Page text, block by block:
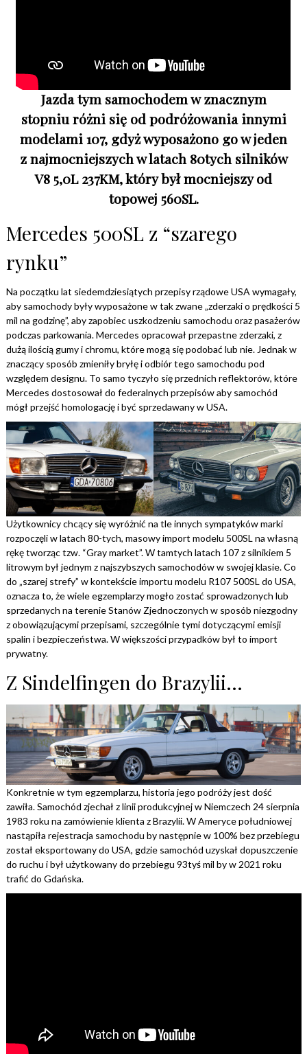
Jazda tym samochodem w znacznym
stopniu różni się od podróżowania innymi
modelami 107, gdyż wyposażono go w jeden
z najmocniejszych w latach 80tych silników
V8 5,0L 237KM, który był mocniejszy od
topowej 560SL.
Mercedes 500SL z “szarego
rynku”
Na początku lat siedemdziesiątych przepisy rządowe USA wymagały,
aby samochody były wyposażone w tak zwane „zderzaki o prędkości 5
mil na godzinę”, aby zapobiec uszkodzeniu samochodu oraz pasażerów
podczas parkowania. Mercedes opracował przepastne zderzaki, z
dużą ilością gumy i chromu, które mogą się podobać lub nie. Jednak w
znaczący sposób zmieniły bryłę i odbiór tego samochodu pod
względem designu. To samo tyczyło się przednich reflektorów, które
Mercedes dostosował do federalnych przepisów aby samochód
mógł przejść homologację i być sprzedawany w USA.
Użytkownicy chcący się wyróżnić na tle innych sympatyków marki
rozpoczęli w latach 80-tych, masowy import modelu 500SL na własną
rękę tworząc tzw. “Gray market”. W tamtych latach 107 z silnikiem 5
litrowym był jednym z najszybszych samochodów w swojej klasie. Co
do „szarej strefy” w kontekście importu modelu R107 500SL do USA,
oznacza to, że wiele egzemplarzy mogło zostać sprowadzonych lub
sprzedanych na terenie Stanów Zjednoczonych w sposób niezgodny
z obowiązującymi przepisami, szczególnie tymi dotyczącymi emisji
spalin i bezpieczeństwa. W większości przypadków był to import
prywatny.
Z Sindelfingen do Brazylii…
Konkretnie w tym egzemplarzu, historia jego podróży jest dość
zawiła. Samochód zjechał z linii produkcyjnej w Niemczech 24 sierpnia
1983 roku na zamówienie klienta z Brazylii. W Ameryce południowej
nastąpiła rejestracja samochodu by następnie w 100% bez przebiegu
został eksportowany do USA, gdzie samochód uzyskał dopuszczenie
do ruchu i był użytkowany do przebiegu 93tyś mil by w 2021 roku
trafić do Gdańska.